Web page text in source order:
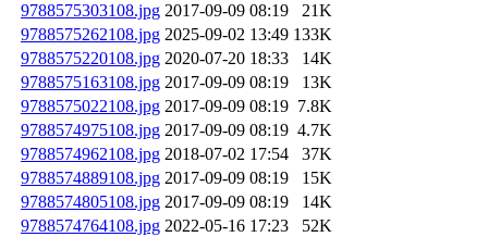
9788575303108.jpg 2017-09-09 08:19
21K
9788575262108.jpg 2025-09-02 13:49 133K
9788575220108.jpg 2020-07-20 18:33
14K
9788575163108.jpg 2017-09-09 08:19
13K
9788575022108.jpg 2017-09-09 08:19 7.8K
9788574975108.jpg 2017-09-09 08:19 4.7K
9788574962108.jpg 2018-07-02 17:54
37K
9788574889108.jpg 2017-09-09 08:19
15K
9788574805108.jpg 2017-09-09 08:19
14K
9788574764108.jpg 2022-05-16 17:23
52K